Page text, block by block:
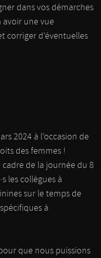
dans vos démarches
avoir une vue
corriger d’éventuelles
2024 à l’occasion de
des femmes !
cadre de la journée du 8
les collègues à
sur le temps de
à
que nous puissions